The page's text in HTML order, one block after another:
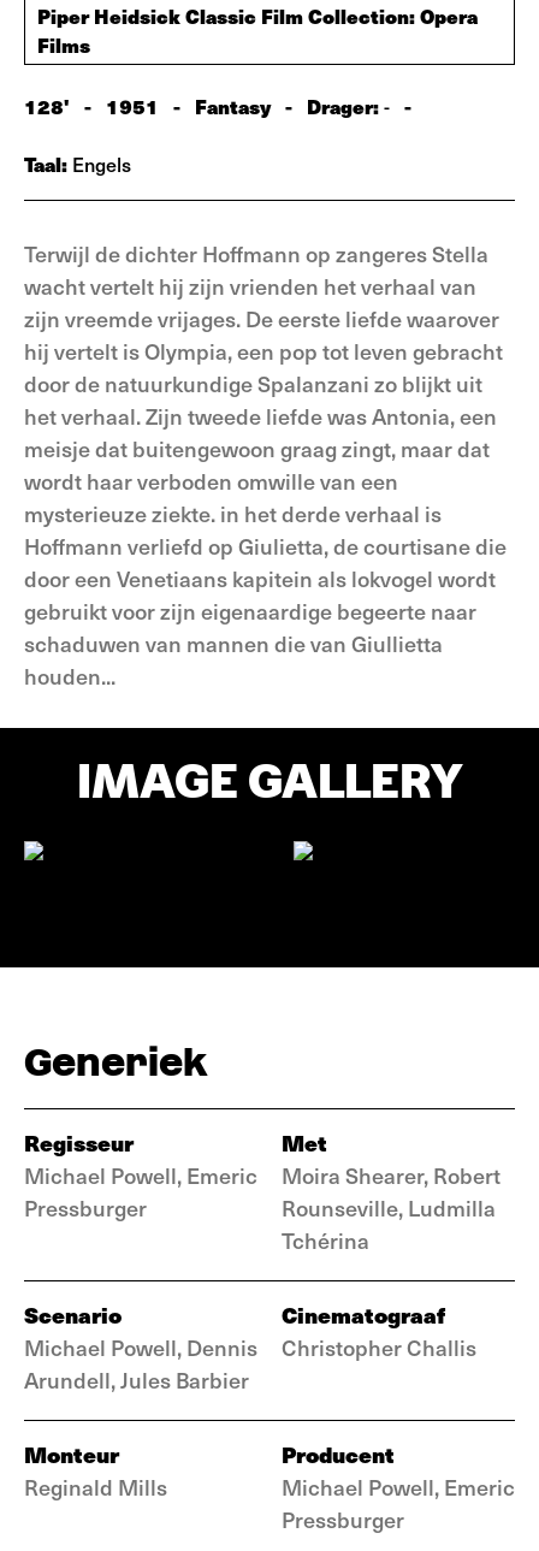
Piper Heidsick Classic Film Collection: Opera
Films
128' - 1951 - Fantasy - Drager:- -
Taal: Engels
Terwijl de dichter Hoffmann op zangeres Stella
wacht vertelt hij zijn vrienden het verhaal van
zijn vreemde vrijages. De eerste liefde waarover
hij vertelt is Olympia, een pop tot leven gebracht
door de natuurkundige Spalanzani zo blijkt uit
het verhaal. Zijn tweede liefde was Antonia, een
meisje dat buitengewoon graag zingt, maar dat
wordt haar verboden omwille van een
mysterieuze ziekte. in het derde verhaal is
Hoffmann verliefd op Giulietta, de courtisane die
door een Venetiaans kapitein als lokvogel wordt
gebruikt voor zijn eigenaardige begeerte naar
schaduwen van mannen die van Giullietta
houden...
IMAGE GALLERY
Generiek
Regisseur
Michael Powell, Emeric
Pressburger
Met
Moira Shearer, Robert
Rounseville, Ludmilla
Tchérina
Scenario
Michael Powell, Dennis
Arundell, Jules Barbier
Cinematograaf
Christopher Challis
Monteur
Reginald Mills
Producent
Michael Powell, Emeric
Pressburger